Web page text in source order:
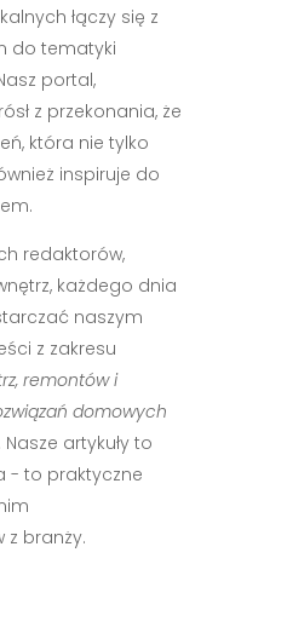
łączy się z
do tematyki
portal,
z przekonania, że
która nie tylko
inspiruje do
redaktorów,
każdego dnia
naszym
z zakresu
remontów i
domowych
Nasze artykuły to
- to praktyczne
z branży.